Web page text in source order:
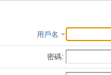
用戶名
密碼: